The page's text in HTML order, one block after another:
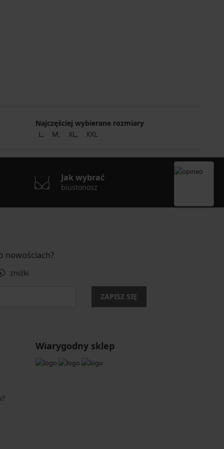
Najczęściej wybierane rozmiary
L
M XL XXL
Jak wybrać
biustonosz
nowościach?
zniżki
ZAPISZ SIĘ
Wiarygodny sklep